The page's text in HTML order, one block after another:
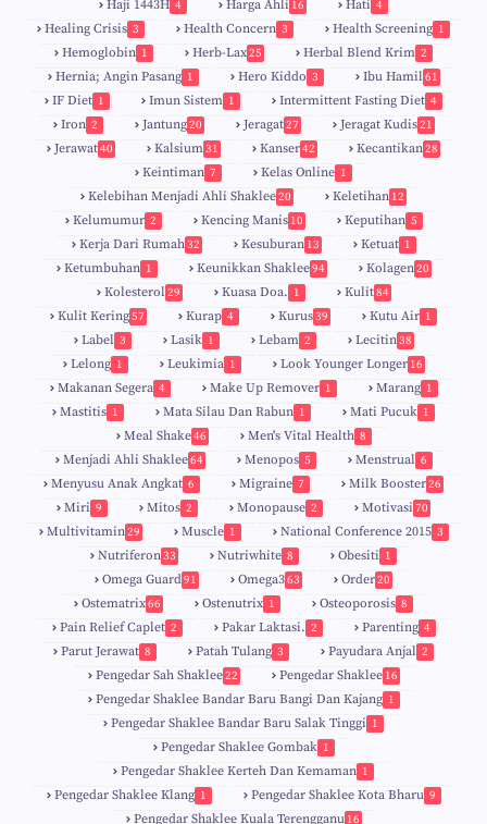
Haji 1443H 4 Harga Ahli 16 Hati 4
Healing Crisis 3 Health Concern 3 Health Screening 1
Hemoglobin 1 Herb-Lax25 Herbal Blend Krim 2
Hernia; Angin Pasang 1 Hero Kiddo 3 Ibu Hamil61
IF Diet 1 Imun Sistem 1 Intermittent Fasting Diet 4
Iron 2 Jantung20 Jeragat27 Jeragat Kudis21
Jerawat40 Kalsium31 Kanser42 Kecantikan28
Keintiman 7 Kelas Online 1
Kelebihan Menjadi Ahli Shaklee20 Keletihan 12
Kelumumur 2 Kencing Manis 10 Keputihan 5
Kerja Dari Rumah32 Kesuburan 13 Ketuat 1
Ketumbuhan 1 Keunikkan Shaklee94 Kolagen20
Kolesterol29 Kuasa Doa. 1 Kulit84
Kulit Kering57 Kurap 4 Kurus39 Kutu Air 1
Label 3 Lasik 1 Lebam 2 Lecitin38
Lelong 1 Leukimia 1 Look Younger Longer 16
Makanan Segera 4 Make Up Remover 1 Marang 1
Mastitis 1 Mata Silau Dan Rabun 1 Mati Pucuk 1
Meal Shake46 Men's Vital Health 8
Menjadi Ahli Shaklee64 Menopos 5 Menstrual 6
Menyusu Anak Angkat 6 Migraine 7 Milk Booster26
Miri 9 Mitos 2 Monopause 2 Motivasi 70
Multivitamin29 Muscle 1 National Conference 2015 3
Nutriferon33 Nutriwhite 8 Obesiti 1
Omega Guard91 Omega363 Order20
Ostematrix66 Ostenutrix 1 Osteoporosis 8
Pain Relief Caplet 2 Pakar Laktasi. 2 Parenting 4
Parut Jerawat 8 Patah Tulang 3 Payudara Anjal 2
Pengedar Sah Shaklee22
9
Pengedar Shaklee 16
5
Pengedar Shaklee Bandar Baru Bangi Dan Kajang 1
Pengedar Shaklee Bandar Baru Salak Tinggi 1
Pengedar Shaklee Gombak 1
Pengedar Shaklee Kerteh Dan Kemaman 1
Pengedar Shaklee Klang 1 Pengedar Shaklee Kota Bharu 9
Pengedar Shaklee Kuala Terengganu 16